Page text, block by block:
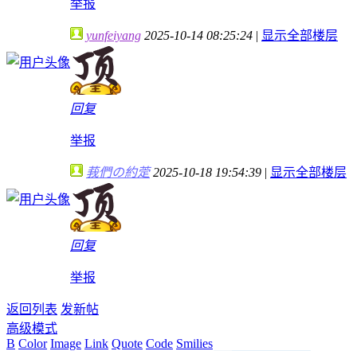
举报
yunfeiyang 2025-10-14 08:25:24 | 显示全部楼层
回复
举报
莪們の約萣2025-10-18 19:54:39 | 显示全部楼层
回复
举报
返回列表 发新帖
高级模式
B Color Image Link Quote Code Smilies